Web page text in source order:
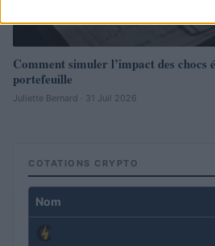
Comment simuler l’impact des chocs
portefeuille
Juliette Bernard · 31 Juil 2026
COTATIONS CRYPTO
Nom